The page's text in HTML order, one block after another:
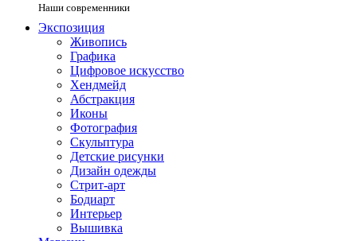
Наши современники
Экспозиция
Живопись
Графика
Цифровое искусство
Хендмейд
Абстракция
Иконы
Фотография
Скульптура
Детские рисунки
Дизайн одежды
Стрит-арт
Бодиарт
Интерьер
Вышивка